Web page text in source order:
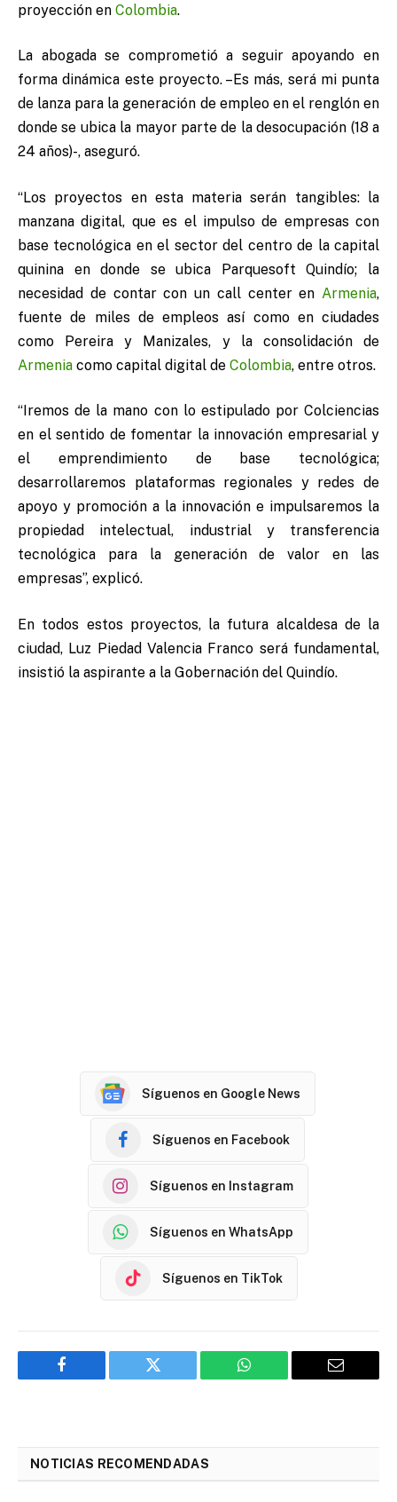
proyección en Colombia.
La abogada se comprometió a seguir apoyando en
forma dinámica este proyecto. –Es más, será mi punta
de lanza para la generación de empleo en el renglón en
donde se ubica la mayor parte de la desocupación (18 a
24 años)-, aseguró.
“Los proyectos en esta materia serán tangibles: la
manzana digital, que es el impulso de empresas con
base tecnológica en el sector del centro de la capital
quinina en donde se ubica Parquesoft Quindío; la
necesidad de contar con un call center en Armenia,
fuente de miles de empleos así como en ciudades
como Pereira y Manizales, y la consolidación de
Armenia como capital digital de Colombia, entre otros.
“Iremos de la mano con lo estipulado por Colciencias
en el sentido de fomentar la innovación empresarial y
el emprendimiento de base tecnológica;
desarrollaremos plataformas regionales y redes de
apoyo y promoción a la innovación e impulsaremos la
propiedad intelectual, industrial y transferencia
tecnológica para la generación de valor en las
empresas”, explicó.
En todos estos proyectos, la futura alcaldesa de la
ciudad, Luz Piedad Valencia Franco será fundamental,
insistió la aspirante a la Gobernación del Quindío.
Síguenos en Google News
Síguenos en Facebook
Síguenos en Instagram
Síguenos en WhatsApp
Síguenos en TikTok
Facebook Twitter WhatsApp Email
NOTICIAS RECOMENDADAS